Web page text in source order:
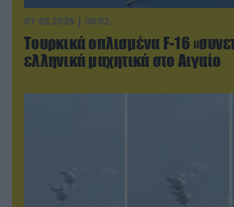
07.08.2026 | 00:02
Τουρκικά οπλισμένα F-16
ελληνικά μαχητικά στο Αιγαίο